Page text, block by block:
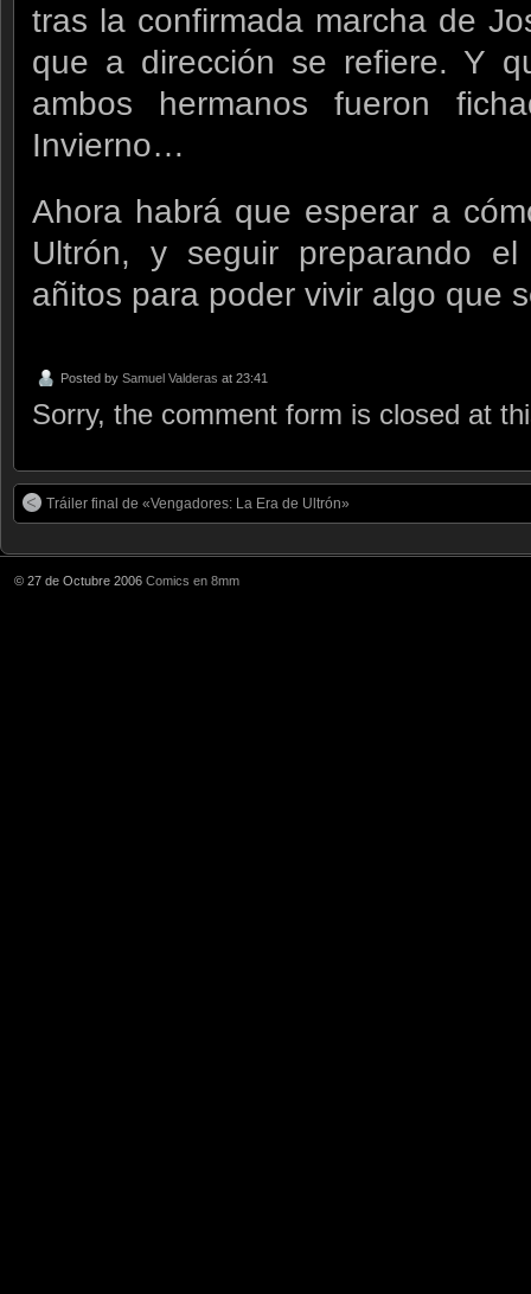
tras la confirmada marcha de
que a dirección se refiere. Y
ambos hermanos fueron
Invierno…
Ahora habrá que esperar a
Ultrón, y seguir preparando
añitos para poder vivir algo que
Posted by Samuel Valderas at 23:41
Sorry, the comment form is closed at
Tráiler final de «Vengadores: La Era de Ultrón»
© 27 de Octubre 2006 Comics en 8mm